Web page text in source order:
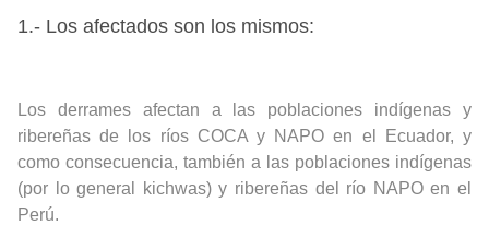
1.- Los afectados son los mismos:
Los derrames afectan a las poblaciones indígenas y
ribereñas de los ríos COCA y NAPO en el Ecuador, y
como consecuencia, también a las poblaciones indígenas
(por lo general kichwas) y ribereñas del río NAPO en el
Perú.